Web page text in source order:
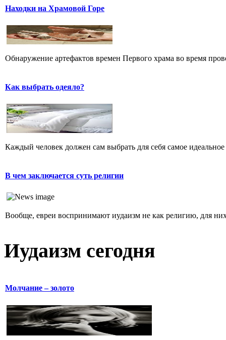
Находки на Храмовой Горе
Обнаружение артефактов времен Первого храма во время
Как выбрать одеяло?
Каждый человек должен сам выбрать для себя самое
В чем заключается суть религии
Вообще, евреи воспринимают иудаизм не как религию, для
Иудаизм сегодня
Молчание – золото